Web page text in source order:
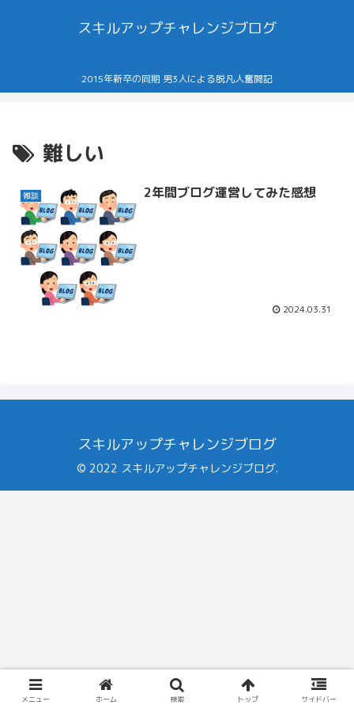
スキルアップチャレンジブログ
2015年新卒の同期 男3人による脱凡人奮闘記
難しい
雑談 2年間ブログ運営してみた感想
2024.03.31
スキルアップチャレンジブログ
© 2022 スキルアップチャレンジブログ.
メニュー ホーム 検索 トップ サイドバー